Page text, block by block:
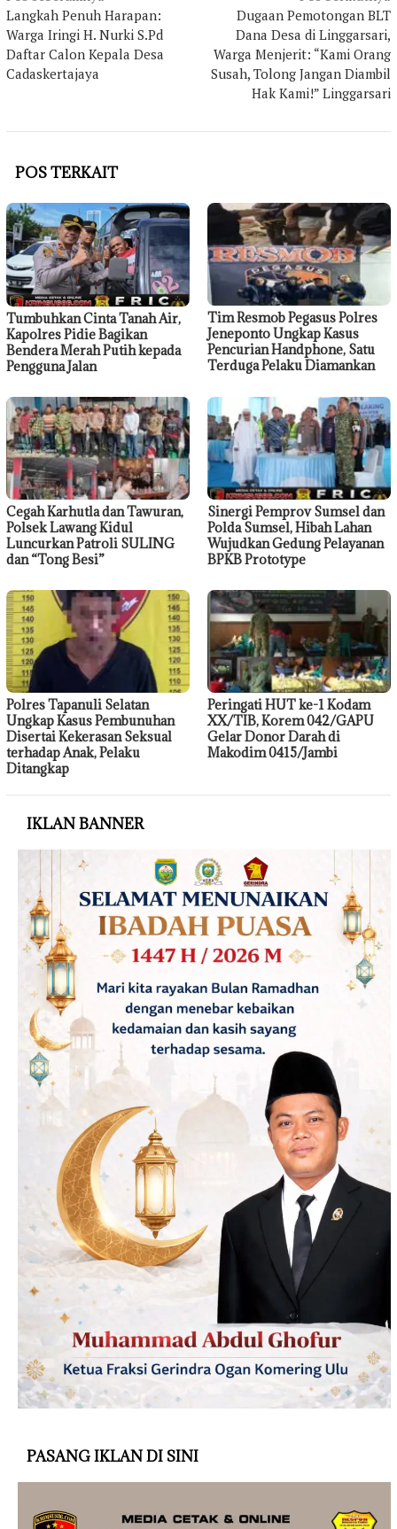
pos
Langkah Penuh Harapan:
Warga Iringi H. Nurki S.Pd
Daftar Calon Kepala Desa
Cadaskertajaya
Dugaan Pemotongan BLT
Dana Desa di Linggarsari,
Warga Menjerit: “Kami Orang
Susah, Tolong Jangan Diambil
Hak Kami!” Linggarsari
POS TERKAIT
Tumbuhkan Cinta Tanah Air,
Kapolres Pidie Bagikan
Bendera Merah Putih kepada
Pengguna Jalan
Tim Resmob Pegasus Polres
Jeneponto Ungkap Kasus
Pencurian Handphone, Satu
Terduga Pelaku Diamankan
Cegah Karhutla dan Tawuran,
Polsek Lawang Kidul
Luncurkan Patroli SULING
dan “Tong Besi”
Sinergi Pemprov Sumsel dan
Polda Sumsel, Hibah Lahan
Wujudkan Gedung Pelayanan
BPKB Prototype
Polres Tapanuli Selatan
Ungkap Kasus Pembunuhan
Disertai Kekerasan Seksual
terhadap Anak, Pelaku
Ditangkap
Peringati HUT ke-1 Kodam
XX/TIB, Korem 042/GAPU
Gelar Donor Darah di
Makodim 0415/Jambi
IKLAN BANNER
PASANG IKLAN DI SINI